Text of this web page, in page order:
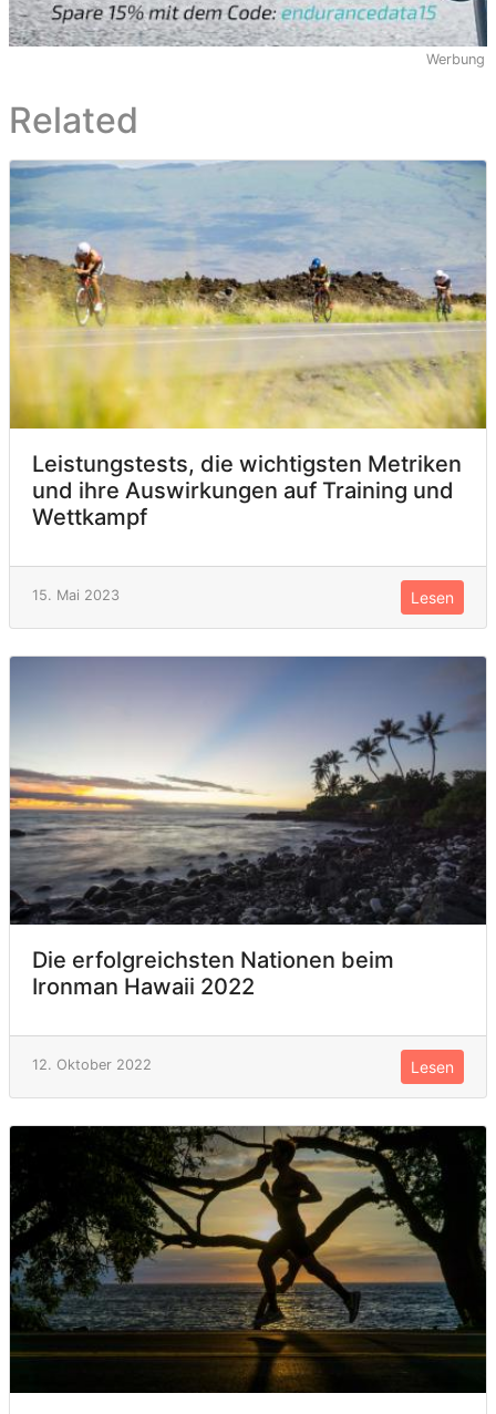
Werbung
Related
Leistungstests, die wichtigsten Metriken
und ihre Auswirkungen auf Training und
Wettkampf
15. Mai 2023 Lesen
Die erfolgreichsten Nationen beim
Ironman Hawaii 2022
12. Oktober 2022 Lesen